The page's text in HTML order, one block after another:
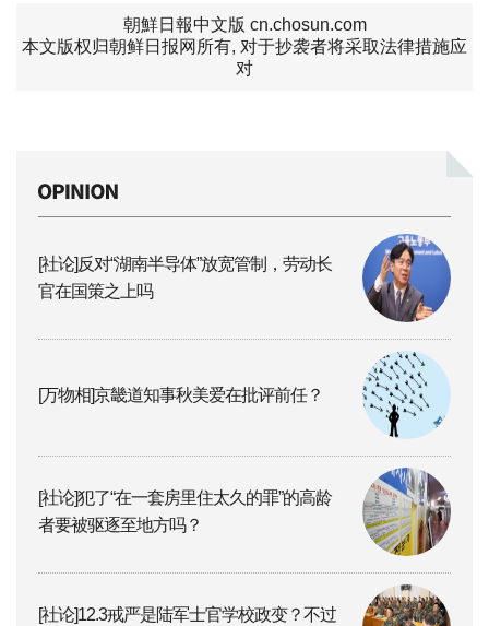
朝鮮日報中文版 cn.chosun.com
本文版权归朝鲜日报网所有, 对于抄袭者将采取法律措施应
对
[社论]反对“湖南半导体”放宽管制，劳动长
官在国策之上吗
[万物相]京畿道知事秋美爱在批评前任？
[社论]犯了“在一套房里住太久的罪”的高龄
者要被驱逐至地方吗？
[社论]12.3戒严是陆军士官学校政变？不过